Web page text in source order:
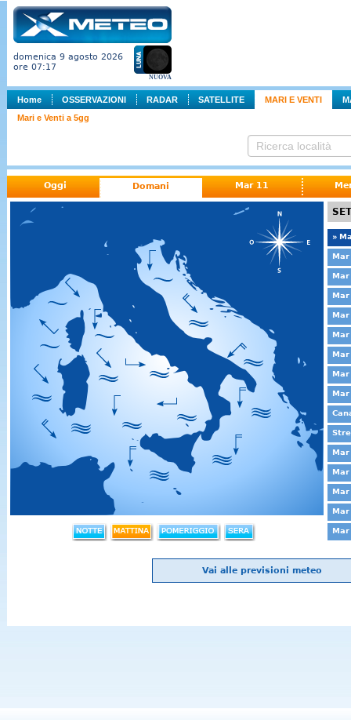
domenica 9 agosto 2026
ore 07:17
NUOVA
Home OSSERVAZIONI RADAR SATELLITE MARI E VENTI
Mari e Venti a 5gg
Oggi Domani Mar 11
»
Mar
Mar
Mar
Vai alle previsioni meteo